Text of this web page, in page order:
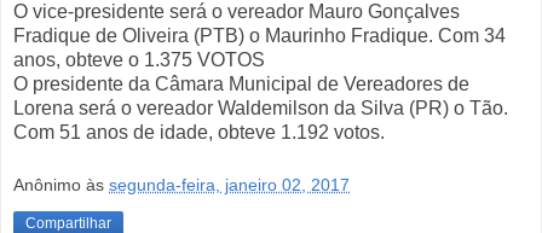
O vice-presidente será o vereador Mauro Gonçalves
Fradique de Oliveira (PTB) o Maurinho Fradique. Com 34
anos, obteve o 1.375 VOTOS
O presidente da Câmara Municipal de Vereadores de
Lorena será o vereador Waldemilson da Silva (PR) o Tão.
Com 51 anos de idade, obteve 1.192 votos.
Anônimo às segunda-feira, janeiro 02, 2017
Compartilhar